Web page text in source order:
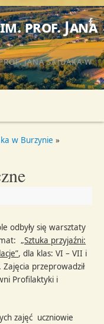
prof. Jana
JANA SAJDAKA W
w Burzynie »
odbyły się warsztaty
„Sztuka przyjaźni:
, dla klas: VI – VII i
. Zajęcia przeprowadził
Profilaktyki i
zajęć uczniowie